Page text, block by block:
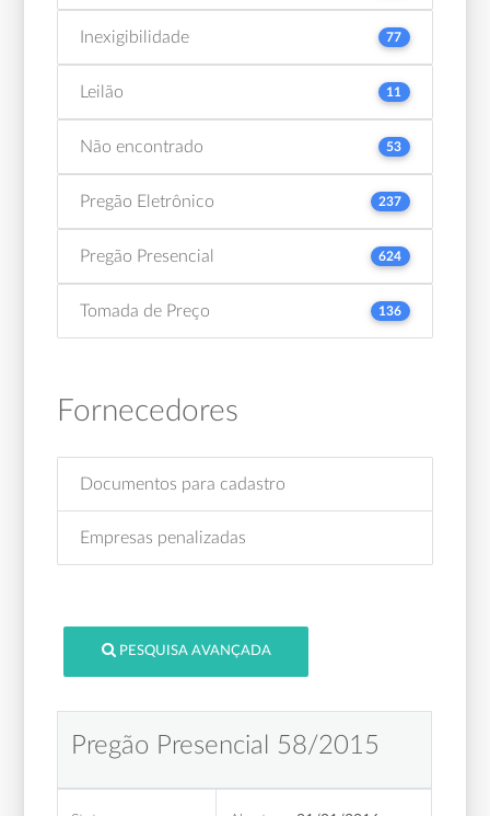
Inexigibilidade 77
Leilão 11
Não encontrado 53
Pregão Eletrônico 237
Pregão Presencial 624
Tomada de Preço 136
Fornecedores
Documentos para cadastro
Empresas penalizadas
PESQUISA AVANÇADA
Pregão Presencial 58/2015